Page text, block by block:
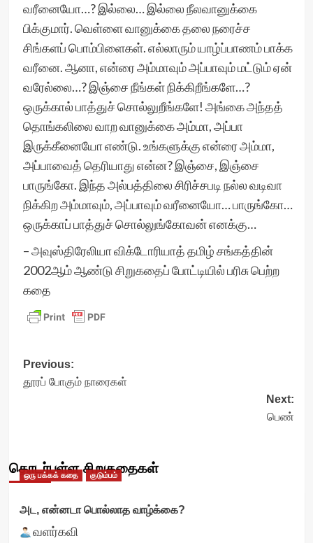
வரீனையோ…? இல்லை… இல்லை நீலவானுக்கை
பிக்குமார். வெள்ளை வானுக்கை தலை நரைச்ச
சிங்களப் பொம்பிளைகள். எல்லாரும் யாழ்ப்பாணம் பாக்க
வரீனை. ஆனா, என்ரை அம்மாவும் அப்பாவும் மட்டும் ஏன்
வரேல்லை…? இஞ்சை நீங்கள் நிக்கிறீங்களே…?
ஒருக்கால் பாத்துச் சொல்லுறீங்களே! அங்கை அந்தத்
தொங்கலிலை வாற வானுக்கை அம்மா, அப்பா
இருக்கீனையோ எண்டு. உங்களுக்கு என்ரை அம்மா,
அப்பாவைத் தெரியாது என்ன? இஞ்சை, இஞ்சை
பாருங்கோ. இந்த அல்பத்திலை சிரிச்சபடி நல்ல வடிவா
நிக்கிற அம்மாவும், அப்பாவும் வரீனையோ… பாருங்கோ…
ஒருக்காப் பாத்துச் சொல்லுங்கோவன் எனக்கு…
– அவுஸ்திரேலியா விக்டோரியாத் தமிழ் சங்கத்தின்
2002ஆம் ஆண்டு சிறுகதைப் போட்டியில் பரிசு பெற்ற
கதை
Post
navigation
Previous:
தூரப் போகும் நாரைகள்
Next:
பெண்
தொடர்புள்ள சிறுகதைகள்
ஒரு பக்கக் கதை குடும்பம்
அட, என்னடா பொல்லாத வாழ்க்கை?
வளர்கவி